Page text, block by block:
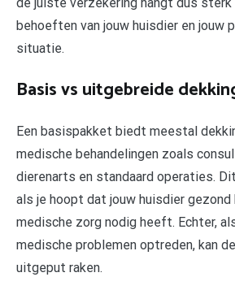
behoeften van jouw huisdier en jouw
situatie.
Basis vs uitgebreide
Een basispakket biedt meestal
medische behandelingen zoals
dierenarts en standaard operaties.
als je hoopt dat jouw huisdier
medische zorg nodig heeft. Echter,
medische problemen optreden, kan
uitgeput raken.